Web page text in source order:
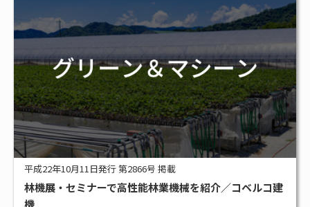
平成22年10月11日発行 第2866号 掲載
林機展・セミナーで高性能林業機械を紹介／コベルコ建
機